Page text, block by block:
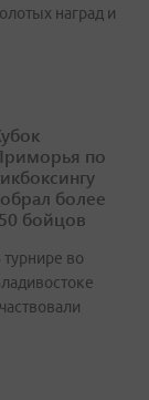
наград и
по
более
бойцов
турнире во